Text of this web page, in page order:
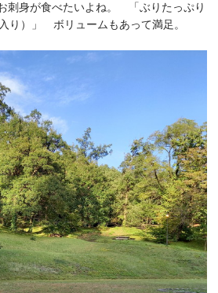
刺身が食べたいよね。 「ぶりたっぷり
り）」 ボリュームもあって満足。